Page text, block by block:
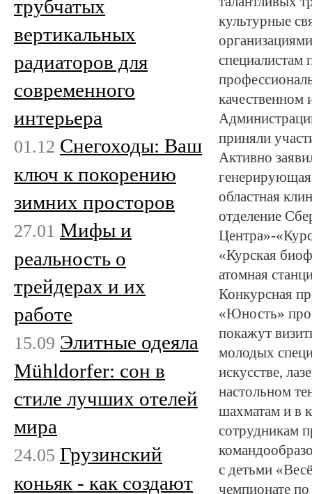
культурные
специалистам
качественном
приняли
Активно
областная
отделение
Центра»-
«Курская
атомная
Конкурсная
«Юность»
покажут
молодых
искусстве,
настольном
шахматам и в
сотрудникам
с детьми
чемпионате
трубчатых
вертикальных
радиаторов для
современного
интерьера
01.12 Снегоходы: Ваш
ключ к покорению
зимних просторов
27.01 Мифы и
реальность о
трейдерах и их
работе
15.09 Элитные одеяла
Mühldorfer: сон в
стиле лучших отелей
мира
24.05 Грузинский
коньяк - как создают